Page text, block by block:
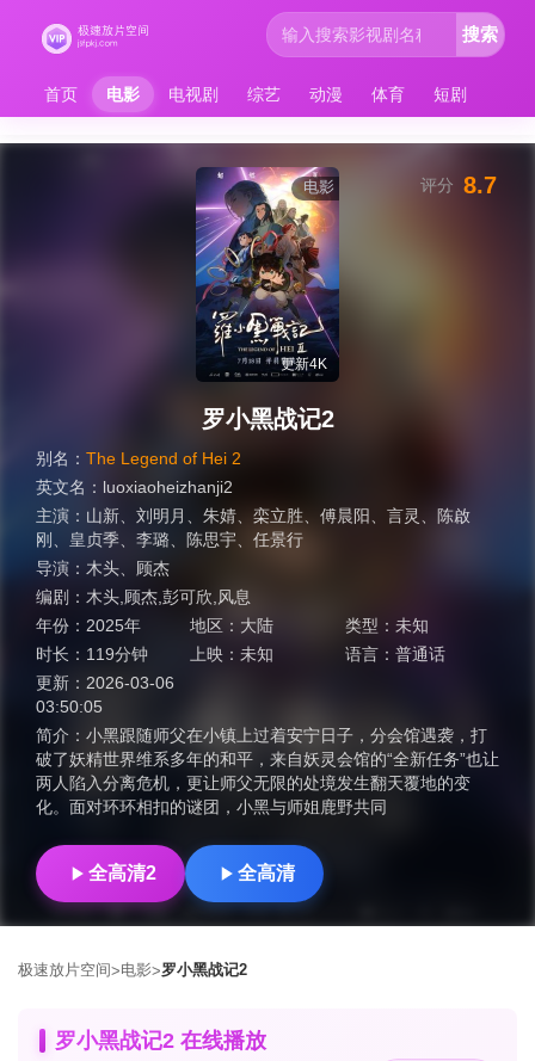
首页 电影 电视剧 综艺 动漫 体育 短剧
搜索
电影
更新4K
罗小黑战记2
别名： The Legend of Hei 2
英文名： luoxiaoheizhanji2
主演： 山新 刘明月 朱婧 栾立胜 傅晨阳 言灵
陈啟
刚
皇贞季 李璐 陈思宇
任景行
导演： 木头
顾杰
编剧： 木头,顾杰,彭可欣,风息
年份： 2025年 地区： 大陆 类型： 未知
时长： 119分钟 上映：未知 语言： 普通话
更新： 2026-03-06
03:50:05
简介： 小黑跟随师父在小镇上过着安宁日子，分会馆遇袭，打
破了妖精世界维系多年的和平，来自妖灵会馆的“全新任务”也让
两人陷入分离危机，更让师父无限的处境发生翻天覆地的变
化。面对环环相扣的谜团，小黑与师姐鹿野共同
评分 8.7
全高清2 全高清
极速放片空间>电影>罗小黑战记2
罗小黑战记2 在线播放